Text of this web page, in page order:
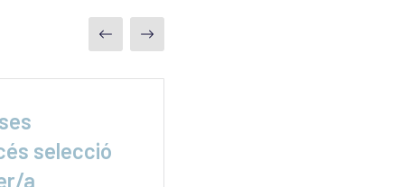
selecció
a